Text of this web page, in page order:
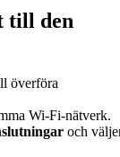
till den
överföra
Wi-Fi-nätverk.
och